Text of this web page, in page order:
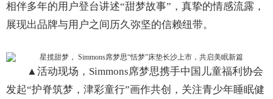
相伴多年的用户登台讲述“甜梦故事”，真挚的情感流露，
展现出品牌与用户之间历久弥坚的信赖纽带。
▲活动现场，Simmons席梦思携手中国儿童福利协会
发起“护脊筑梦，津彩童行”画作共创，关注青少年睡眠健